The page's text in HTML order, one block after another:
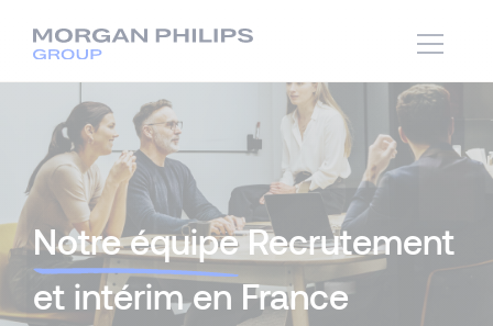
Notre équipeRecrutement
et intérim en France